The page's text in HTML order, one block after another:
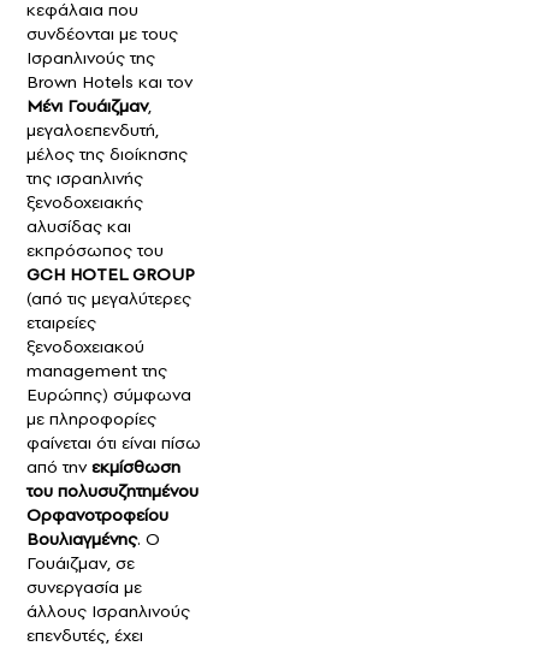
κεφάλαια που
συνδέονται με τους
Ισραηλινούς της
Brown Hotels και τον
Μένι Γουάιζμαν,
μεγαλοεπενδυτή,
μέλος της διοίκησης
της ισραηλινής
ξενοδοχειακής
αλυσίδας και
εκπρόσωπος του
GCH HOTEL GROUP
(από τις μεγαλύτερες
εταιρείες
ξενοδοχειακού
management της
Ευρώπης) σύμφωνα
με πληροφορίες
φαίνεται ότι είναι πίσω
από τηνεκμίσθωση
του πολυσυζητημένου
Ορφανοτροφείου
Βουλιαγμένης. Ο
Γουάιζμαν, σε
συνεργασία με
άλλους Ισραηλινούς
επενδυτές, έχει